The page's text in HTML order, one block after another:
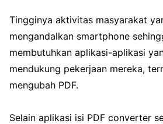
Tingginya aktivitas masyarakat
mengandalkan smartphone
membutuhkan aplikasi-aplikasi
mendukung pekerjaan mereka,
mengubah PDF.
Selain aplikasi isi PDF converter